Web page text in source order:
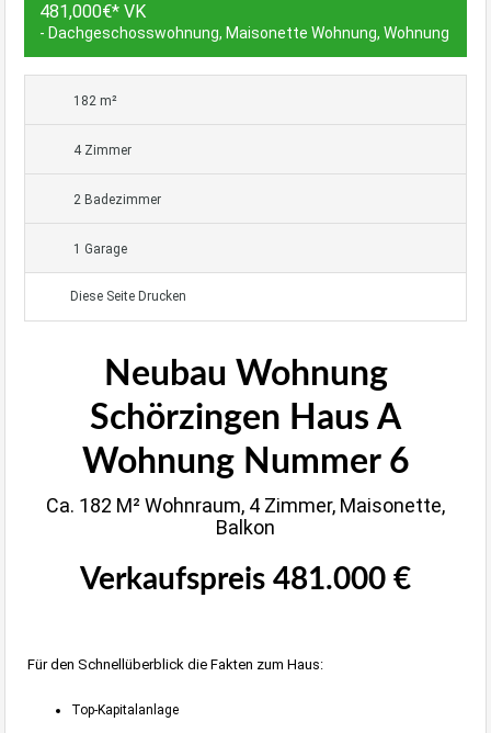
481,000€* VK
- Dachgeschosswohnung, Maisonette Wohnung, Wohnung
182 m²
4 Zimmer
2 Badezimmer
1 Garage
Diese Seite Drucken
Neubau Wohnung
Schörzingen Haus A
Wohnung Nummer 6
Ca. 182 M² Wohnraum, 4 Zimmer, Maisonette,
Balkon
Verkaufspreis 481.000 €
Für den Schnellüberblick die Fakten zum Haus:
Top-Kapitalanlage